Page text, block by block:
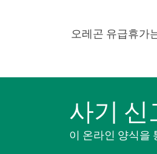
오레곤 유급휴가
사기 신
이 온라인 양식을